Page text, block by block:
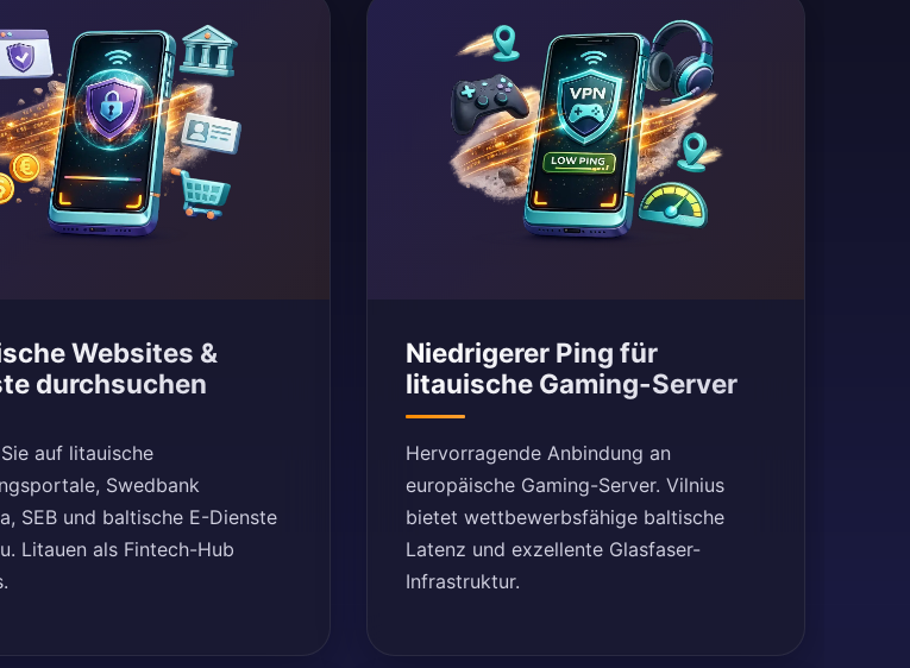
Websites &
durchsuchen
auf litauische
Swedbank
SEB und baltische E-Dienste
Litauen als Fintech-Hub
Niedrigerer Ping für
litauische Gaming-Server
Hervorragende Anbindung an
europäische Gaming-Server. Vilnius
bietet wettbewerbsfähige baltische
Latenz und exzellente Glasfaser-
Infrastruktur.